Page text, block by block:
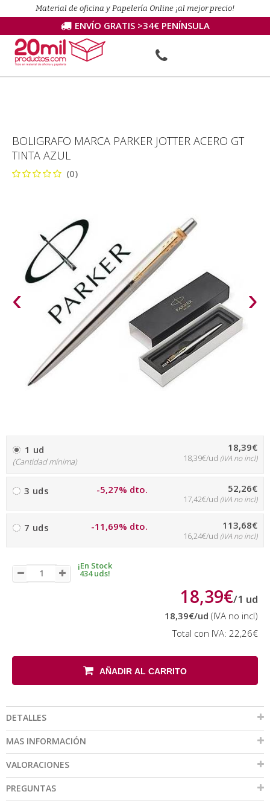
Material de oficina y Papelería Online ¡al mejor precio!
ENVÍO GRATIS >34€ PENÍNSULA
BOLIGRAFO MARCA PARKER JOTTER ACERO GT
TINTA AZUL
(0)
‹ ›
1 ud
(Cantidad mínima)
18,39€
18,39€/ud (IVA no incl)
3 uds -5,27% dto. 52,26€
17,42€/ud (IVA no incl)
7 uds -11,69% dto. 113,68€
16,24€/ud (IVA no incl)
¡En Stock
434 uds!
18,39€/1 ud
18,39€/ud (IVA no incl)
Total con IVA: 22,26€
AÑADIR AL CARRITO
DETALLES
MAS INFORMACIÓN
VALORACIONES
PREGUNTAS